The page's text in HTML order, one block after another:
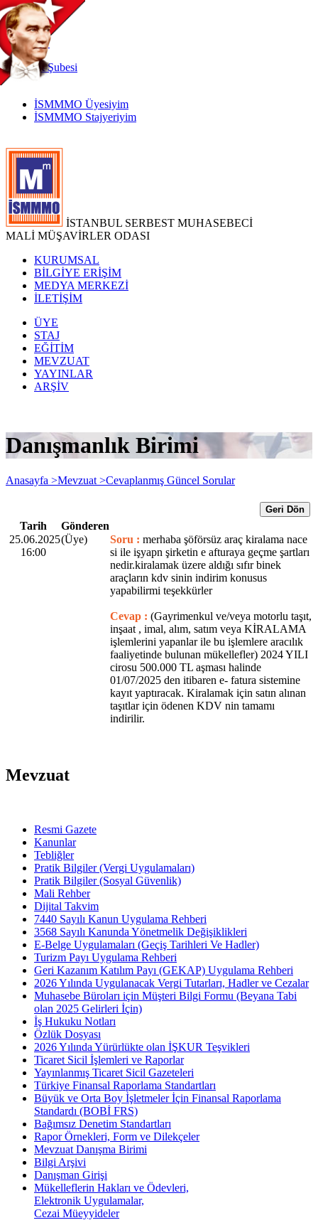
TR
|
EN
İnternetŞubesi
İSMMMO Üyesiyim
İSMMMO Stajyeriyim
İSTANBUL SERBEST MUHASEBECİ
MALİ MÜŞAVİRLER ODASI
KURUMSAL
BİLGİYE ERİŞİM
MEDYA MERKEZİ
İLETİŞİM
ÜYE
STAJ
EĞİTİM
MEVZUAT
YAYINLAR
ARŞİV
Danışmanlık Birimi
Anasayfa >Mevzuat >Cevaplanmış Güncel Sorular
Geri Dön
Tarih
Gönderen
25.06.2025
16:00
(Üye) Soru : merhaba şöförsüz araç kiralama nace
si ile işyapn şirketin e afturaya geçme şartları
nedir.kiralamak üzere aldığı sıfır binek
araçların kdv sinin indirim konusus
yapabilirmi teşekkürler
Cevap : (Gayrimenkul ve/veya motorlu taşıt,
inşaat , imal, alım, satım veya KİRALAMA
işlemlerini yapanlar ile bu işlemlere aracılık
faaliyetinde bulunan mükellefler) 2024 YILI
cirosu 500.000 TL aşması halinde
01/07/2025 den itibaren e- fatura sistemine
kayıt yaptıracak. Kiralamak için satın alınan
taşıtlar için ödenen KDV nin tamamı
indirilir.
Mevzuat
Resmi Gazete
Kanunlar
Tebliğler
Pratik Bilgiler (Vergi Uygulamaları)
Pratik Bilgiler (Sosyal Güvenlik)
Mali Rehber
Dijital Takvim
7440 Sayılı Kanun Uygulama Rehberi
3568 Sayılı Kanunda Yönetmelik Değişiklikleri
E-Belge Uygulamaları (Geçiş Tarihleri Ve Hadler)
Turizm Payı Uygulama Rehberi
Geri Kazanım Katılım Payı (GEKAP) Uygulama Rehberi
2026 Yılında Uygulanacak Vergi Tutarları, Hadler ve Cezalar
Muhasebe Büroları için Müşteri Bilgi Formu (Beyana Tabi
olan 2025 Gelirleri İçin)
İş Hukuku Notları
Özlük Dosyası
2026 Yılında Yürürlükte olan İŞKUR Teşvikleri
Ticaret Sicil İşlemleri ve Raporlar
Yayınlanmış Ticaret Sicil Gazeteleri
Türkiye Finansal Raporlama Standartları
Büyük ve Orta Boy İşletmeler İçin Finansal Raporlama
Standardı (BOBİ FRS)
Bağımsız Denetim Standartları
Rapor Örnekleri, Form ve Dilekçeler
Mevzuat Danışma Birimi
Bilgi Arşivi
Danışman Girişi
Mükelleflerin Hakları ve Ödevleri,
Elektronik Uygulamalar,
Cezai Müeyyideler